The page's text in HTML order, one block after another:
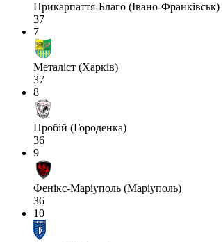
Прикарпаття-Благо (Івано-Франківськ)
37
7
Металіст (Харків)
37
8
Пробій (Городенка)
36
9
Фенікс-Маріуполь (Маріуполь)
36
10